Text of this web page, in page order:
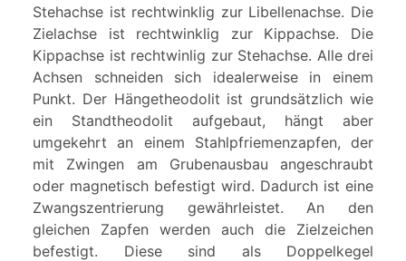
Stehachse ist rechtwinklig zur Libellenachse. Die
Zielachse ist rechtwinklig zur Kippachse. Die
Kippachse ist rechtwinlig zur Stehachse. Alle drei
Achsen schneiden sich idealerweise in einem
Punkt. Der Hängetheodolit ist grundsätzlich wie
ein Standtheodolit aufgebaut, hängt aber
umgekehrt an einem Stahlpfriemenzapfen, der
mit Zwingen am Grubenausbau angeschraubt
oder magnetisch befestigt wird. Dadurch ist eine
Zwangszentrierung gewährleistet. An den
gleichen Zapfen werden auch die Zielzeichen
befestigt. Diese sind als Doppelkegel